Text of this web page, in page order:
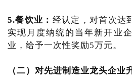
5.餐饮业： 经认定，对首次达
实现月度纳统的当年新开业
业，给予一次性奖励5万元。
（二）对先进制造业龙头企业